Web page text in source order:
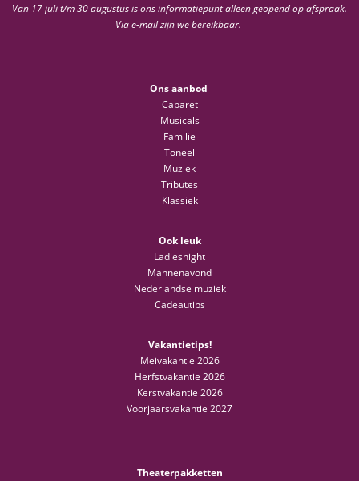
Van 17 juli t/m 30 augustus is ons informatiepunt alleen geopend op afspraak.
Via e-mail zijn we bereikbaar.
Ons aanbod
Cabaret
Musicals
Familie
Toneel
Muziek
Tributes
Klassiek
Ook leuk
Ladiesnight
Mannenavond
Nederlandse muziek
Cadeautips
Vakantietips!
Meivakantie 2026
Herfstvakantie 2026
Kerstvakantie 2026
Voorjaarsvakantie 2027
Theaterpakketten